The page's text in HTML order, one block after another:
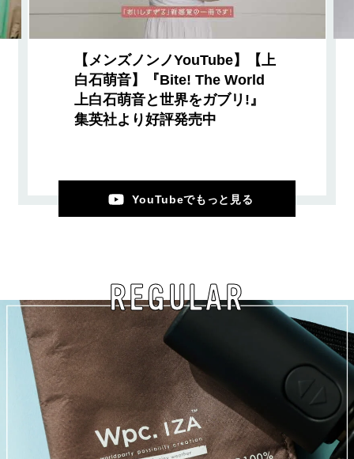
【メンズノンノYouTube】【上
白石萌音】『Bite! The World
上白石萌音と世界をガブリ!』
集英社より好評発売中
YouTubeでもっと見る
REGULAR